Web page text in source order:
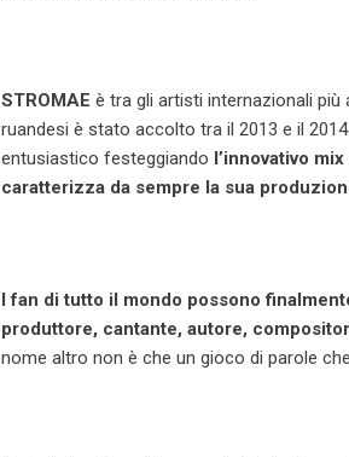
STROMAE è tra gli artisti internazionali più
ruandesi è stato accolto tra il 2013 e il
entusiastico festeggiando l’innovativo mix
caratterizza da sempre la sua
I fan di tutto il mondo possono
produttore, cantante, autore,
nome altro non è che un gioco di parole